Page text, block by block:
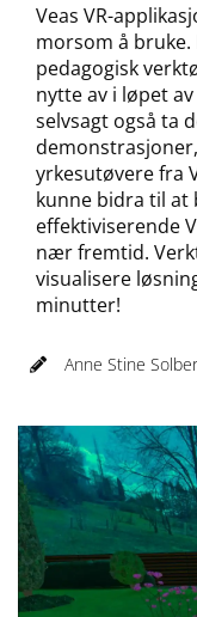
Veas VR-
morsom å
pedagogisk
nytte av i løpet
selvsagt også ta
yrkesutøvere fra
kunne bidra til at
effektiviserende
nær fremtid.
visualisere
minutter!
Anne Stine